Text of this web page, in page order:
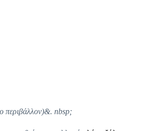
περιβάλλον)&. nbsp;